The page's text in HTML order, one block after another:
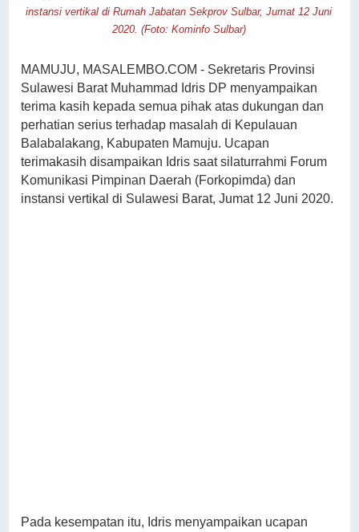
instansi vertikal di Rumah Jabatan Sekprov Sulbar, Jumat 12 Juni
2020. (Foto: Kominfo Sulbar)
MAMUJU, MASALEMBO.COM - Sekretaris Provinsi
Sulawesi Barat Muhammad Idris DP menyampaikan
terima kasih kepada semua pihak atas dukungan dan
perhatian serius terhadap masalah di Kepulauan
Balabalakang, Kabupaten Mamuju. Ucapan
terimakasih disampaikan Idris saat silaturrahmi Forum
Komunikasi Pimpinan Daerah (Forkopimda) dan
instansi vertikal di Sulawesi Barat, Jumat 12 Juni 2020.
Pada kesempatan itu, Idris menyampaikan ucapan